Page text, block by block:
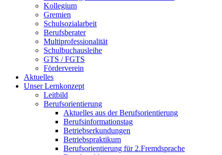
Kollegium
Gremien
Schulsozialarbeit
Berufsberater
Multiprofessionalität
Schulbuchausleihe
GTS / FGTS
Förderverein
Aktuelles
Unser Lernkonzept
Leitbild
Berufsorientierung
Aktuelles aus der Berufsorientierung
Berufsinformationstag
Betriebserkundungen
Betriebspraktikum
Berufsorientierung für 2.Fremdsprache